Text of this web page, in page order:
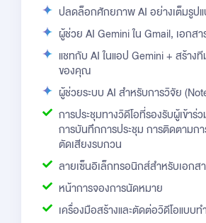
ปลดล็อกศักยภาพ AI อย่างเต็มรูป
ผู้ช่วย AI Gemini ใน Gmail, เอกส
แชทกับ AI ในแอป Gemini + สร้าง
ของคุณ
ผู้ช่วยระบบ AI สำหรับการวิจัย
การประชุมทางวิดีโอที่รองรับผู้เข้า
การบันทึกการประชุม การติดตามกา
ตัดเสียงรบกวน
ลายเซ็นอิเล็กทรอนิกส์สำหรับเอกสา
หน้าการจองการนัดหมาย
เครื่องมือสร้างและตัดต่อวิดีโอแบบ